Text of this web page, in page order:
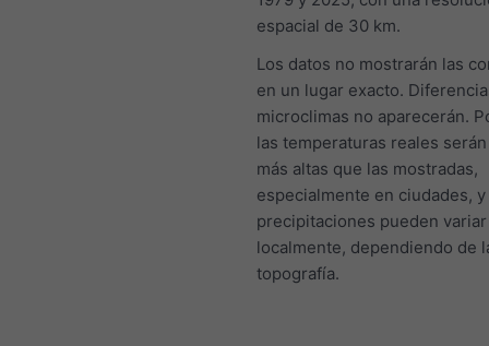
espacial de 30 km.
Los datos no mostrarán las
en un lugar exacto.
microclimas no aparecerán.
las temperaturas reales
más altas que las mostradas,
especialmente en ciudades, y
precipitaciones pueden variar
localmente, dependiendo de
topografía.